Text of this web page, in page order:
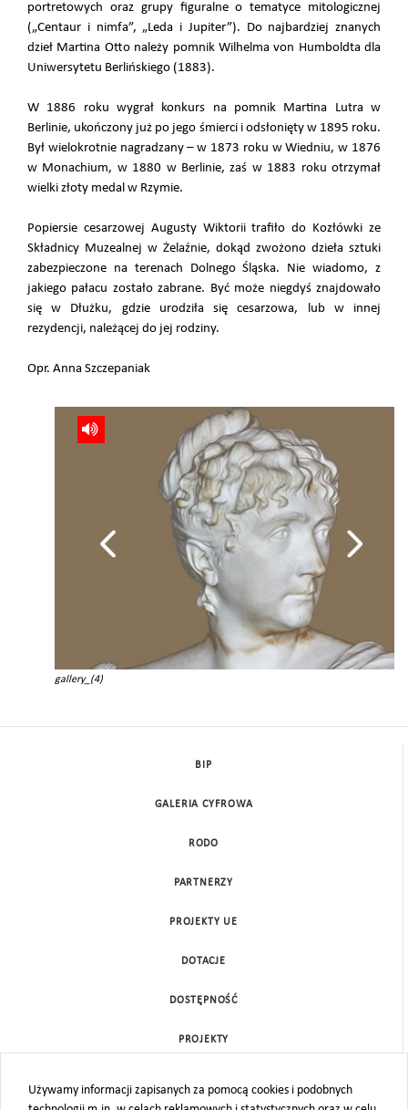
portretowych oraz grupy figuralne o tematyce mitologicznej
(„Centaur i nimfa”, „Leda i Jupiter”). Do najbardziej znanych
dzieł Martina Otto należy pomnik Wilhelma von Humboldta dla
Uniwersytetu Berlińskiego (1883).
W 1886 roku wygrał konkurs na pomnik Martina Lutra w
Berlinie, ukończony już po jego śmierci i odsłonięty w 1895 roku.
Był wielokrotnie nagradzany – w 1873 roku w Wiedniu, w 1876
w Monachium, w 1880 w Berlinie, zaś w 1883 roku otrzymał
wielki złoty medal w Rzymie.
Popiersie cesarzowej Augusty Wiktorii trafiło do Kozłówki ze
Składnicy Muzealnej w Żelaźnie, dokąd zwożono dzieła sztuki
zabezpieczone na terenach Dolnego Śląska. Nie wiadomo, z
jakiego pałacu zostało zabrane. Być może niegdyś znajdowało
się w Dłużku, gdzie urodziła się cesarzowa, lub w innej
rezydencji, należącej do jej rodziny.
Opr. Anna Szczepaniak
gallery_(4)
Używamy informacji zapisanych za pomocą cookies i podobnych
BIP
GALERIA CYFROWA
RODO
PARTNERZY
PROJEKTY UE
DOTACJE
DOSTĘPNOŚĆ
PROJEKTY